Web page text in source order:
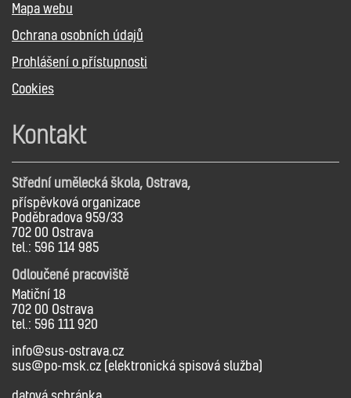
Mapa webu
Ochrana osobních údajů
Prohlášení o přístupnosti
Cookies
Kontakt
Střední umělecká škola, Ostrava,
příspěvková organizace
Poděbradova 959/33
702 00 Ostrava
tel.: 596 114 985
Odloučené pracoviště
Matiční 18
702 00 Ostrava
tel.: 596 111 920
info@sus-ostrava.cz
sus@po-msk.cz (elektronická spisová služba)